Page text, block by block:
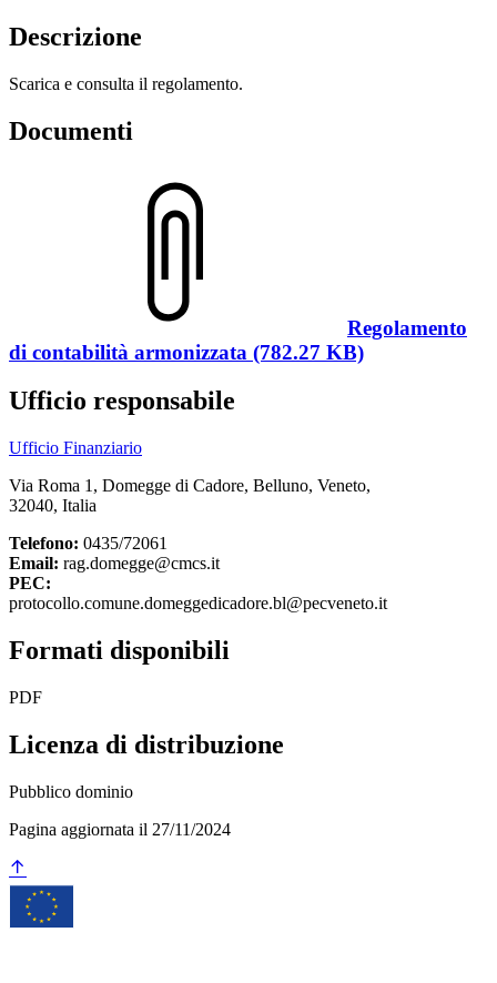
Descrizione
Scarica e consulta il regolamento.
Documenti
Regolamento
di contabilità armonizzata (782.27 KB)
Ufficio responsabile
Ufficio Finanziario
Via Roma 1, Domegge di Cadore, Belluno, Veneto,
32040, Italia
Telefono: 0435/72061
Email: rag.domegge@cmcs.it
PEC:
protocollo.comune.domeggedicadore.bl@pecveneto.it
Formati disponibili
PDF
Licenza di distribuzione
Pubblico dominio
Pagina aggiornata il 27/11/2024